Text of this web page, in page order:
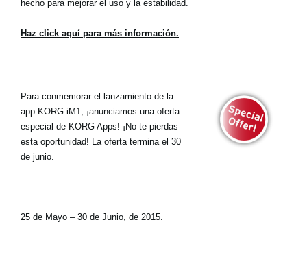
hecho para mejorar el uso y la estabilidad.
Haz click aquí para más información.
Para conmemorar el lanzamiento de la
app KORG iM1, ¡anunciamos una oferta
especial de KORG Apps! ¡No te pierdas
esta oportunidad! La oferta termina el 30
de junio.
25 de Mayo – 30 de Junio, de 2015.